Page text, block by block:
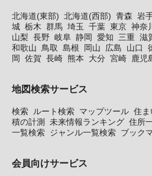
北海道(東部) 北海道(西部) 青森 岩
城 栃木 群馬 埼玉 千葉 東京 神奈川
山梨 長野 岐阜 静岡 愛知 三重 滋
和歌山
鳥取 島根 岡山 広島 山口
岡
佐賀 長崎 熊本 大分 宮崎 鹿児
地図検索サービス
検索 ルート検索 マップツール 住ま
積の計測
未来情報ランキング 住所
一覧検索 ジャンル一覧検索 ブック
会員向けサービス